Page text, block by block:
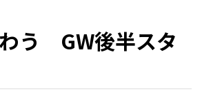
う GW後半スタ